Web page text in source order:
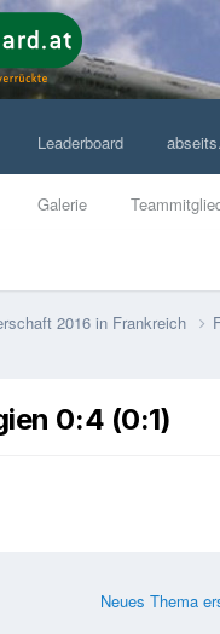
Galerie
Leaderboard
2016 in Frankreich
0:4 (0:1)
Neues Thema